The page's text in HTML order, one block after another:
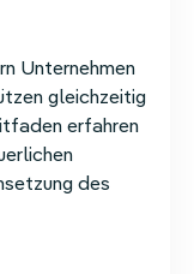
Unternehmen
gleichzeitig
erfahren
des